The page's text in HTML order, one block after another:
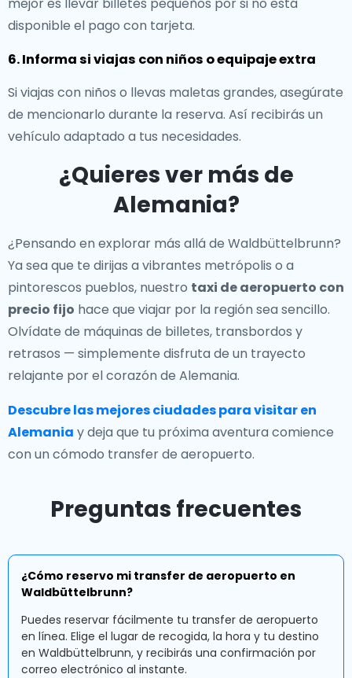
disponible el pago con tarjeta.
6. Informa si viajas con niños o equipaje extra
Si viajas con niños o llevas maletas grandes, asegúrate
de mencionarlo durante la reserva. Así recibirás un
vehículo adaptado a tus necesidades.
¿Quieres ver más de
Alemania?
¿Pensando en explorar más allá de Waldbüttelbrunn?
Ya sea que te dirijas a vibrantes metrópolis o a
pintorescos pueblos, nuestro taxi de aeropuerto con
precio fijo hace que viajar por la región sea sencillo.
Olvídate de máquinas de billetes, transbordos y
retrasos — simplemente disfruta de un trayecto
relajante por el corazón de Alemania.
Descubre las mejores ciudades para visitar en
Alemania y deja que tu próxima aventura comience
con un cómodo transfer de aeropuerto.
Preguntas frecuentes
¿Cómo reservo mi transfer de aeropuerto en
Waldbüttelbrunn?
Puedes reservar fácilmente tu transfer de aeropuerto
en línea. Elige el lugar de recogida, la hora y tu destino
en Waldbüttelbrunn, y recibirás una confirmación por
correo electrónico al instante.